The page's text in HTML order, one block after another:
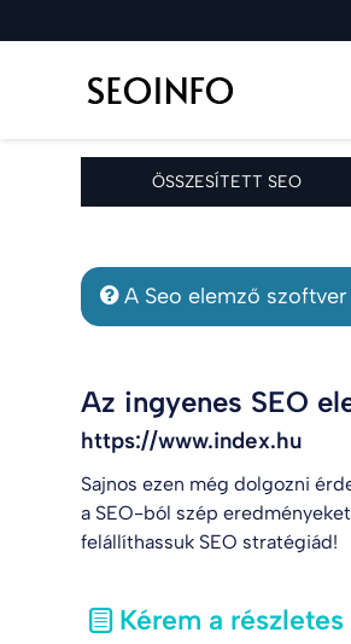
ÖSSZESÍTETT SEO
A Seo elemző
Az ingyenes SEO
https://www.index.hu
Sajnos ezen még dolgozni
a SEO-ból szép
felállíthassuk SEO stratégiád!
Kérem a